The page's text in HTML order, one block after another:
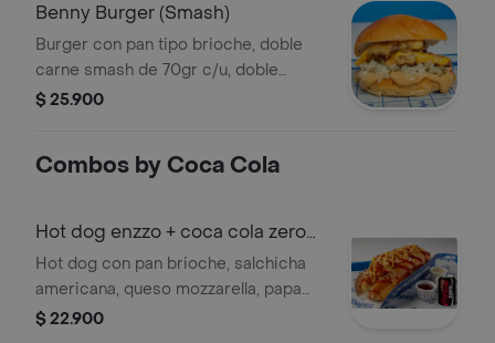
Benny Burger (Smash)
Burger con pan tipo brioche, doble
carne smash de 70gr c/u, doble
queso cheddar, pepinillos, cebolla en
$ 25.900
Combos by Coca Cola
Hot dog enzzo + coca cola zero
250 ml
Hot dog con pan brioche, salchicha
americana, queso mozzarella, papa
ripio, piña caramelizada, salsa de
$ 22.900